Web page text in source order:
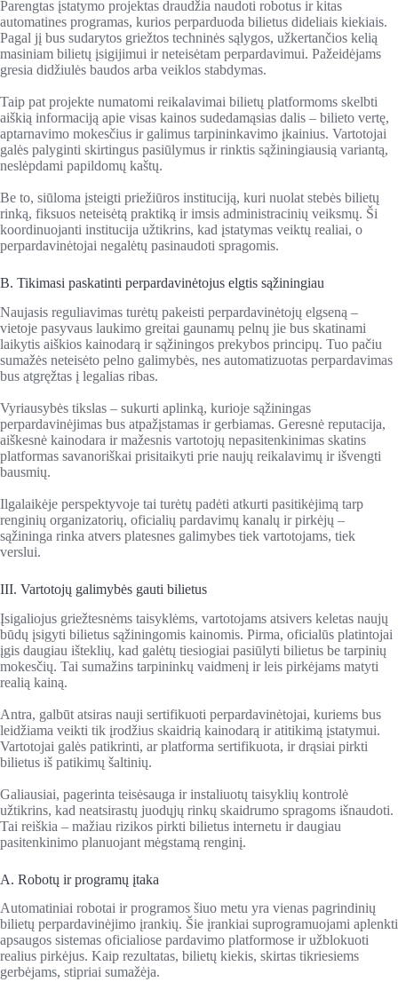
Parengtas įstatymo projektas draudžia naudoti robotus ir kitas
automatines programas, kurios perparduoda bilietus dideliais kiekiais.
Pagal jį bus sudarytos griežtos techninės sąlygos, užkertančios kelią
masiniam bilietų įsigijimui ir neteisėtam perpardavimui. Pažeidėjams
gresia didžiulės baudos arba veiklos stabdymas.
Taip pat projekte numatomi reikalavimai bilietų platformoms skelbti
aiškią informaciją apie visas kainos sudedamąsias dalis – bilieto vertę,
aptarnavimo mokesčius ir galimus tarpininkavimo įkainius. Vartotojai
galės palyginti skirtingus pasiūlymus ir rinktis sąžiningiausią variantą,
neslėpdami papildomų kaštų.
Be to, siūloma įsteigti priežiūros instituciją, kuri nuolat stebės bilietų
rinką, fiksuos neteisėtą praktiką ir imsis administracinių veiksmų. Ši
koordinuojanti institucija užtikrins, kad įstatymas veiktų realiai, o
perpardavinėtojai negalėtų pasinaudoti spragomis.
B. Tikimasi paskatinti perpardavinėtojus elgtis sąžiningiau
Naujasis reguliavimas turėtų pakeisti perpardavinėtojų elgseną –
vietoje pasyvaus laukimo greitai gaunamų pelnų jie bus skatinami
laikytis aiškios kainodarą ir sąžiningos prekybos principų. Tuo pačiu
sumažės neteisėto pelno galimybės, nes automatizuotas perpardavimas
bus atgręžtas į legalias ribas.
Vyriausybės tikslas – sukurti aplinką, kurioje sąžiningas
perpardavinėjimas bus atpažįstamas ir gerbiamas. Geresnė reputacija,
aiškesnė kainodara ir mažesnis vartotojų nepasitenkinimas skatins
platformas savanoriškai prisitaikyti prie naujų reikalavimų ir išvengti
bausmių.
Ilgalaikėje perspektyvoje tai turėtų padėti atkurti pasitikėjimą tarp
renginių organizatorių, oficialių pardavimų kanalų ir pirkėjų –
sąžininga rinka atvers platesnes galimybes tiek vartotojams, tiek
verslui.
III. Vartotojų galimybės gauti bilietus
Įsigaliojus griežtesnėms taisyklėms, vartotojams atsivers keletas naujų
būdų įsigyti bilietus sąžiningomis kainomis. Pirma, oficialūs platintojai
įgis daugiau išteklių, kad galėtų tiesiogiai pasiūlyti bilietus be tarpinių
mokesčių. Tai sumažins tarpininkų vaidmenį ir leis pirkėjams matyti
realią kainą.
Antra, galbūt atsiras nauji sertifikuoti perpardavinėtojai, kuriems bus
leidžiama veikti tik įrodžius skaidrią kainodarą ir atitikimą įstatymui.
Vartotojai galės patikrinti, ar platforma sertifikuota, ir drąsiai pirkti
bilietus iš patikimų šaltinių.
Galiausiai, pagerinta teisėsauga ir instaliuotų taisyklių kontrolė
užtikrins, kad neatsirastų juodųjų rinkų skaidrumo spragoms išnaudoti.
Tai reiškia – mažiau rizikos pirkti bilietus internetu ir daugiau
pasitenkinimo planuojant mėgstamą renginį.
A. Robotų ir programų įtaka
Automatiniai robotai ir programos šiuo metu yra vienas pagrindinių
bilietų perpardavinėjimo įrankių. Šie įrankiai suprogramuojami aplenkti
apsaugos sistemas oficialiose pardavimo platformose ir užblokuoti
realius pirkėjus. Kaip rezultatas, bilietų kiekis, skirtas tikriesiems
gerbėjams, stipriai sumažėja.